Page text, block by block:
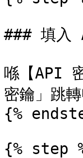
### 填入
喺【API
密鑰」跳
{%
{% step